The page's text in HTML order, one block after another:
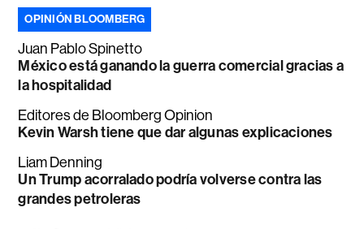
OPINIÓN BLOOMBERG
Juan Pablo Spinetto
México está ganando la guerra comercial gracias a
la hospitalidad
Editores de Bloomberg Opinion
Kevin Warsh tiene que dar algunas explicaciones
Liam Denning
Un Trump acorralado podría volverse contra las
grandes petroleras